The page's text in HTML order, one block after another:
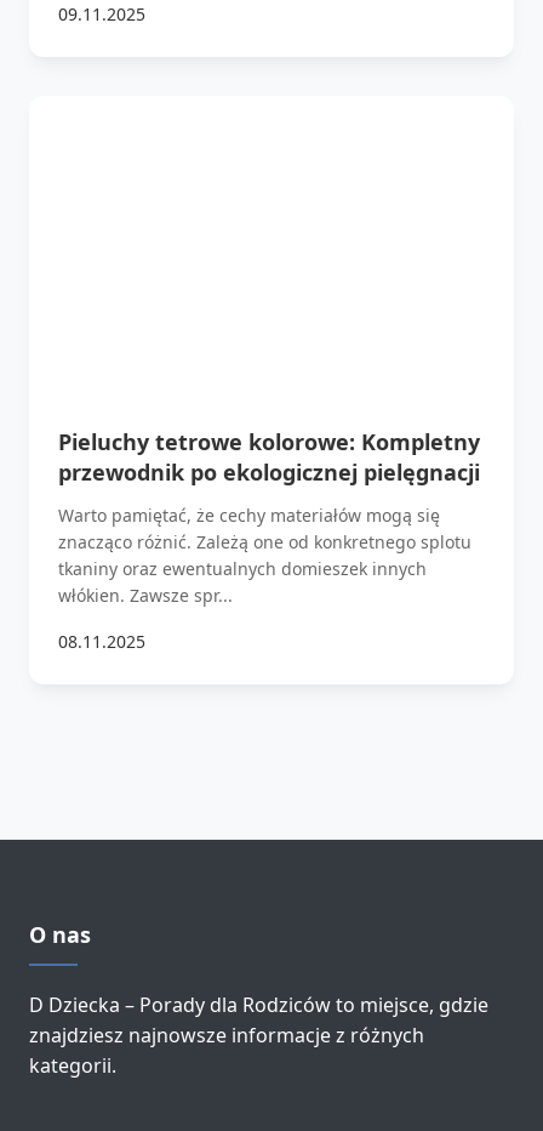
09.11.2025
Pieluchy tetrowe kolorowe: Kompletny
przewodnik po ekologicznej pielęgnacji
Warto pamiętać, że cechy materiałów mogą się
znacząco różnić. Zależą one od konkretnego splotu
tkaniny oraz ewentualnych domieszek innych
włókien. Zawsze spr...
08.11.2025
O nas
D Dziecka – Porady dla Rodziców to miejsce, gdzie
znajdziesz najnowsze informacje z różnych
kategorii.